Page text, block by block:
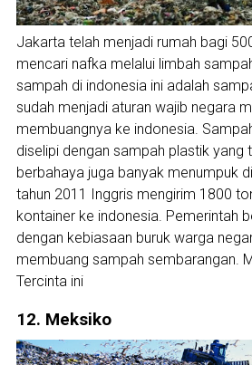
Jakarta telah menjadi rumah bagi
mencari nafka melalui limbah
sampah di indonesia ini adalah
sudah menjadi aturan wajib negara
membuangnya ke indonesia.
diselipi dengan sampah plastik yang
berbahaya juga banyak menumpuk
tahun 2011 Inggris mengirim 1800
kontainer ke indonesia. Pemerintah
dengan kebiasaan buruk warga
membuang sampah sembarangan.
Tercinta ini
12. Meksiko